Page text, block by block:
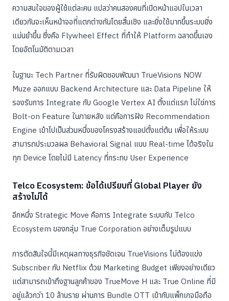
ความสนใจของผู้ใช้แต่ละคน แปลว่าคนสองคนที่เปิดหน้าแอปในเวลา
เดียวกันจะเห็นหน้าจอที่แตกต่างกันโดยสิ้นเชิง และยิ่งใช้มากขึ้นระบบยิ่ง
แม่นยำขึ้น ซึ่งคือ Flywheel Effect ที่ทำให้ Platform ฉลาดขึ้นเอง
โดยอัตโนมัติตามเวลา
ในฐานะ Tech Partner ที่รับผิดชอบพัฒนา TrueVisions NOW
Muze ออกแบบ Backend Architecture และ Data Pipeline ให้
รองรับการ Integrate กับ Google Vertex AI ตั้งแต่แรก ไม่ใช่การ
Bolt-on Feature ในภายหลัง แต่คือการฝัง Recommendation
Engine เข้าไปเป็นส่วนหนึ่งของโครงสร้างแอปตั้งแต่ต้น เพื่อให้ระบบ
สามารถประมวลผล Behavioral Signal แบบ Real-time ได้จริงใน
ทุก Device โดยไม่มี Latency ที่กระทบ User Experience
Telco Ecosystem: ข้อได้เปรียบที่ Global Player ยัง
สร้างไม่ได้
อีกหนึ่ง Strategic Move คือการ Integrate ระบบกับ Telco
Ecosystem ของกลุ่ม True Corporation อย่างเต็มรูปแบบ
การตัดสินใจนี้มีเหตุผลทางธุรกิจชัดเจน TrueVisions ไม่ต้องแข่ง
Subscriber กับ Netflix ด้วย Marketing Budget เพียงอย่างเดียว
แต่สามารถเข้าถึงฐานลูกค้าของ TrueMove H และ True Online ที่มี
อยู่แล้วกว่า 10 ล้านราย ผ่านการ Bundle OTT เข้ากับแพ็กเกจมือถือ